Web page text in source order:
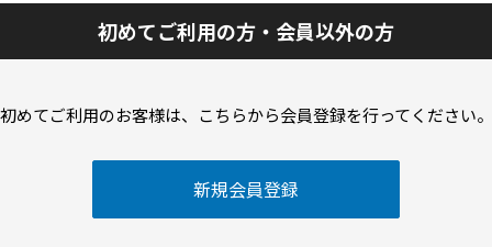
初めてご利用の方・会員以外の方
初めてご利用のお客様は、こちらから会員登録を行ってください。